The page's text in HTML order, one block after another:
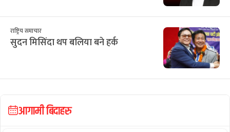
राष्ट्रिय समाचार
सुदन मिसिंदा थप बलिया बने हर्क
आगामी बिदाहरु